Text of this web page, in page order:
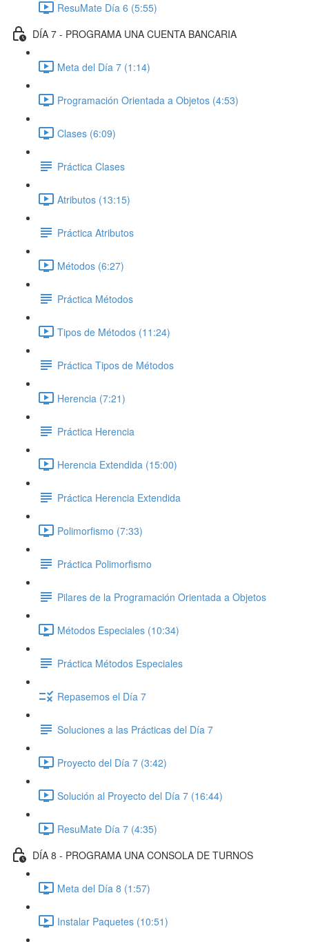
ResuMate Día 6 (5:55)
DÍA 7 - PROGRAMA UNA CUENTA BANCARIA
Meta del Día 7 (1:14)
Programación Orientada a Objetos (4:53)
Clases (6:09)
Práctica Clases
Atributos (13:15)
Práctica Atributos
Métodos (6:27)
Práctica Métodos
Tipos de Métodos (11:24)
Práctica Tipos de Métodos
Herencia (7:21)
Práctica Herencia
Herencia Extendida (15:00)
Práctica Herencia Extendida
Polimorfismo (7:33)
Práctica Polimorfismo
Pilares de la Programación Orientada a Objetos
Métodos Especiales (10:34)
Práctica Métodos Especiales
Repasemos el Día 7
Soluciones a las Prácticas del Día 7
Proyecto del Día 7 (3:42)
Solución al Proyecto del Día 7 (16:44)
ResuMate Día 7 (4:35)
DÍA 8 - PROGRAMA UNA CONSOLA DE TURNOS
Meta del Día 8 (1:57)
Instalar Paquetes (10:51)